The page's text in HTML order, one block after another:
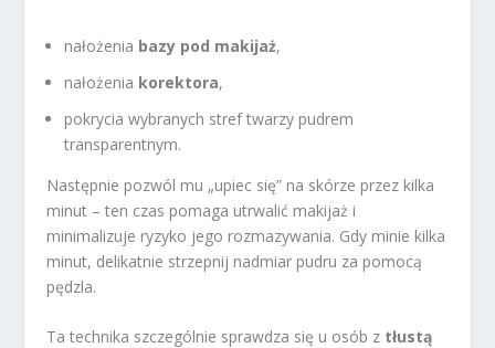
nałożenia bazy pod makijaż,
nałożenia korektora,
pokrycia wybranych stref twarzy pudrem
transparentnym.
Następnie pozwól mu „upiec się” na skórze przez kilka
minut – ten czas pomaga utrwalić makijaż i
minimalizuje ryzyko jego rozmazywania. Gdy minie kilka
minut, delikatnie strzepnij nadmiar pudru za pomocą
pędzla.
Ta technika szczególnie sprawdza się u osób z tłustą